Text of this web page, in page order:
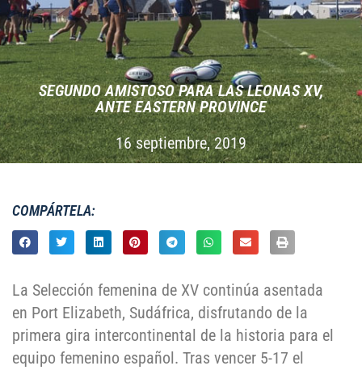
SEGUNDO AMISTOSO PARA LAS LEONAS XV,
ANTE EASTERN PROVINCE
16 septiembre, 2019
COMPÁRTELA:
La Selección femenina de XV continúa asentada
en Port Elizabeth, Sudáfrica, disfrutando de la
primera gira intercontinental de la historia para el
equipo femenino español. Tras vencer 5-17 el